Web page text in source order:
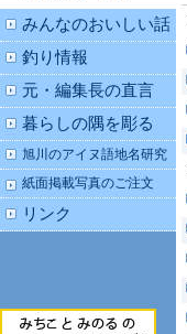
みんなのおいしい話
釣り情報
元・編集長の直言
暮らしの隅を彫る
旭川のアイヌ語地名研究
紙面掲載写真のご注文
リンク